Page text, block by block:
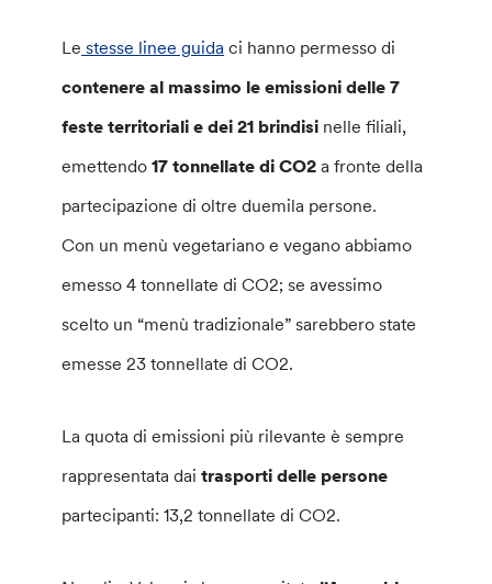
Le stesse linee guida ci hanno permesso di
contenere al massimo le emissioni delle 7
feste territoriali e dei 21 brindisi nelle filiali,
emettendo17 tonnellate di CO2 a fronte della
partecipazione di oltre duemila persone.
Con un menù vegetariano e vegano abbiamo
emesso 4 tonnellate di CO2; se avessimo
scelto un “menù tradizionale” sarebbero state
emesse 23 tonnellate di CO2.
La quota di emissioni più rilevante è sempre
rappresentata daitrasporti delle persone
partecipanti: 13,2 tonnellate di CO2.